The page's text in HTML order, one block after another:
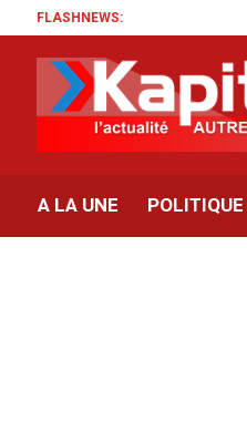
FLASHNEWS:
A LA UNE POLITIQUE